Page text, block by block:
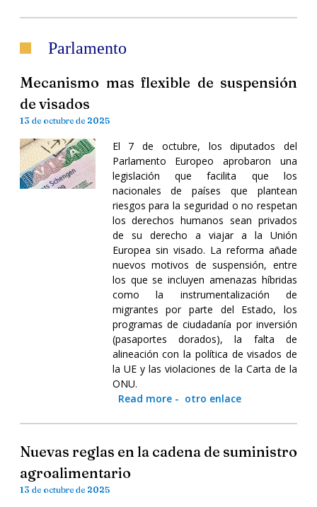
Parlamento
Mecanismo mas flexible de suspensión
de visados
13 de octubre de 2025
El 7 de octubre, los diputados del
Parlamento Europeo aprobaron una
legislación que facilita que los
nacionales de países que plantean
riesgos para la seguridad o no respetan
los derechos humanos sean privados
de su derecho a viajar a la Unión
Europea sin visado. La reforma añade
nuevos motivos de suspensión, entre
los que se incluyen amenazas híbridas
como la instrumentalización de
migrantes por parte del Estado, los
programas de ciudadanía por inversión
(pasaportes dorados), la falta de
alineación con la política de visados de
la UE y las violaciones de la Carta de la
ONU.
Read more- otro enlace
Nuevas reglas en la cadena de suministro
agroalimentario
13 de octubre de 2025